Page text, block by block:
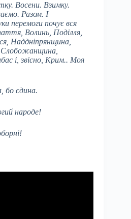
Восени. Взимку.
Разом. І
перемоги почує вся
Волинь, Поділля,
Наддніпрянщина,
Слобожанщина,
і, звісно, Крим.. Моя
бо єдина.
народе!